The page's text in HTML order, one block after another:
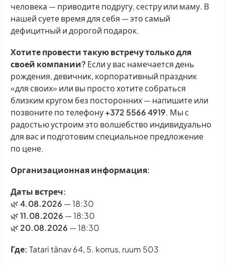
человека — приводите подругу, сестру или маму. В
нашей суете время для себя — это самый
дефицитный и дорогой подарок.
Хотите провести такую встречу только для
своей компании? Если у вас намечается день
рождения, девичник, корпоративный праздник
«для своих» или вы просто хотите собраться
близким кругом без посторонних — напишите или
позвоните по телефону+372 5566 4919. Мы с
радостью устроим это волшебство индивидуально
для вас и подготовим специальное предложение
по цене.
Организационная информация:
Даты встреч:
🌿4.08.2026 — 18:30
🌿11.08.2026 — 18:30
🌿20.08.2026 — 18:30
Где: Tatari tänav 64, 5. korrus, ruum 503